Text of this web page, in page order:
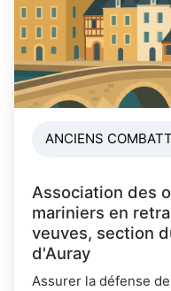
ANCIENS
Association des
mariniers en
veuves, section
d'Auray
Assurer la défense